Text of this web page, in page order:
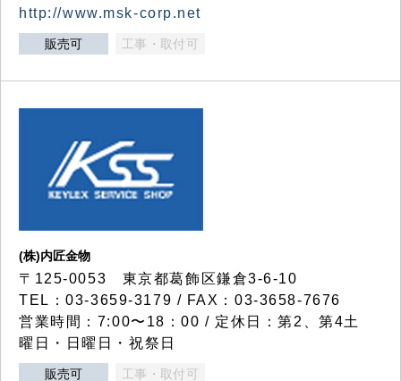
http://www.msk-corp.net
販売可 工事・取付可
(株)内匠金物
〒125-0053 東京都葛飾区鎌倉3-6-10
TEL：03-3659-3179 / FAX：03-3658-7676
営業時間：7:00〜18：00 / 定休日：第2、第4土
曜日・日曜日・祝祭日
販売可 工事・取付可